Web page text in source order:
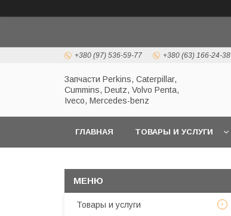
+380 (97) 536-59-77 +380 (63) 166-24-38
Запчасти Perkins, Caterpillar,
Cummins, Deutz, Volvo Penta,
Iveco, Mercedes-benz
ГЛАВНАЯ ТОВАРЫ И УСЛУГИ
Товары и услуги